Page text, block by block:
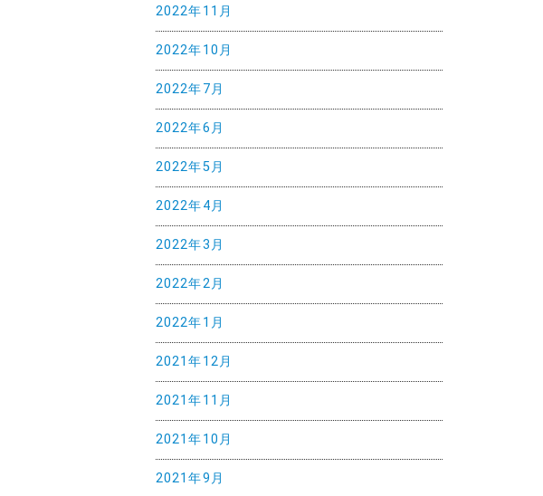
ョ
ン
2022年11月
2022年10月
2022年7月
2022年6月
2022年5月
2022年4月
2022年3月
2022年2月
2022年1月
2021年12月
2021年11月
2021年10月
2021年9月